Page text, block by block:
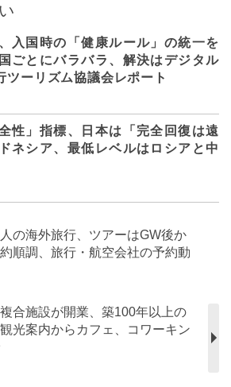
入国時の「健康ルール」の統一を
ごとにバラバラ、解決はデジタル
ーリズム協議会レポート
性」指標、日本は「完全回復は遠
ネシア、最低レベルはロシアと中
の海外旅行、ツアーはGW後か
順調、旅行・航空会社の予約動
合施設が開業、築100年以上の
光案内からカフェ、コワーキン